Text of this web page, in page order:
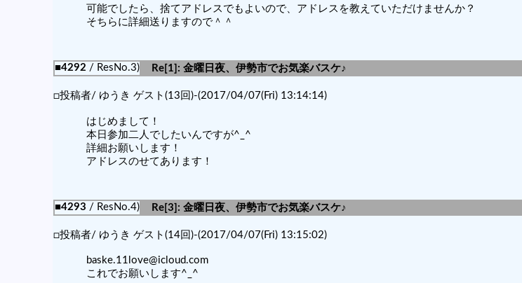
可能でしたら、捨てアドレスでもよいので、アドレスを教えていただけませんか？
そちらに詳細送りますので＾＾
■4292 / ResNo.3)
Re[1]: 金曜日夜、伊勢市でお気楽バスケ♪
□投稿者/ ゆうき ゲスト(13回)-(2017/04/07(Fri) 13:14:14)
はじめまして！
本日参加二人でしたいんですが^_^
詳細お願いします！
アドレスのせてあります！
■4293 / ResNo.4)
Re[3]: 金曜日夜、伊勢市でお気楽バスケ♪
□投稿者/ ゆうき ゲスト(14回)-(2017/04/07(Fri) 13:15:02)
baske.11love@icloud.com
これでお願いします^_^